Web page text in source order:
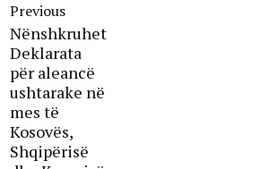
Previous
Nënshkruhet
Deklarata
për aleancë
ushtarake në
mes të
Kosovës,
Shqipërisë